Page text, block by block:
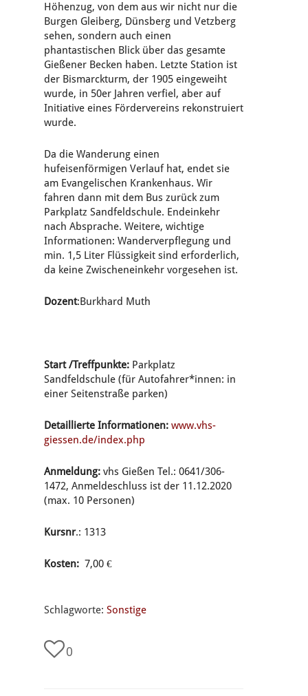
Höhenzug, von dem aus wir nicht nur die
Burgen Gleiberg, Dünsberg und Vetzberg
sehen, sondern auch einen
phantastischen Blick über das gesamte
Gießener Becken haben. Letzte Station ist
der Bismarckturm, der 1905 eingeweiht
wurde, in 50er Jahren verfiel, aber auf
Initiative eines Fördervereins rekonstruiert
wurde.
Da die Wanderung einen
hufeisenförmigen Verlauf hat, endet sie
am Evangelischen Krankenhaus. Wir
fahren dann mit dem Bus zurück zum
Parkplatz Sandfeldschule. Endeinkehr
nach Absprache. Weitere, wichtige
Informationen: Wanderverpflegung und
min. 1,5 Liter Flüssigkeit sind erforderlich,
da keine Zwischeneinkehr vorgesehen ist.
Dozent:Burkhard Muth
Start /Treffpunkte: Parkplatz
Sandfeldschule (für Autofahrer*innen: in
einer Seitenstraße parken)
Detaillierte Informationen: www.vhs-
giessen.de/index.php
Anmeldung: vhs Gießen Tel.: 0641/306-
1472, Anmeldeschluss ist der 11.12.2020
(max. 10 Personen)
Kursnr.: 1313
Kosten: 7,00 €
Schlagworte: Sonstige
0